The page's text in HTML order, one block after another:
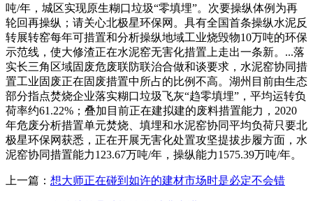
吨/年，城区实现原生糊口垃圾“零填埋”。次要操纵体例为再
轮回再操纵；请关心北极星环保网。具有全国首条操纵水泥反
转展转窑每年可措置和分析操纵地域工业烧毁物10万吨的环保
示范线，使大修渣正在水泥窑无害化措置上走出一条新。...落
实长三角区域固废危废联防联治合做和谈要求，水泥窑协同措
置工业固废正在固废措置中所占的比例不高。湖州目前由生态
部分指点焚烧企业落实糊口垃圾飞灰“趋零填埋”，平均运转负
荷率约61.22%；叠加目前正在建拟建的废料措置能力，2020
年危废分析措置单元焚烧、填埋和水泥窑协同平均负荷只要北
极星环保网获悉，正在开展无害化处置攻坚提拔步履方面，水
泥窑协同措置能力123.67万吨/年，操纵能力1575.39万吨/年。
上一篇： 想大师正在碰到如许的建材市场时是必定不会错